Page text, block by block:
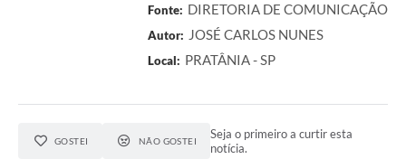
Fonte: DIRETORIA DE COMUNICAÇÃO
Autor: JOSÉ CARLOS NUNES
Local: PRATÂNIA - SP
GOSTEI NÃO GOSTEI
Seja o primeiro a curtir esta
notícia.